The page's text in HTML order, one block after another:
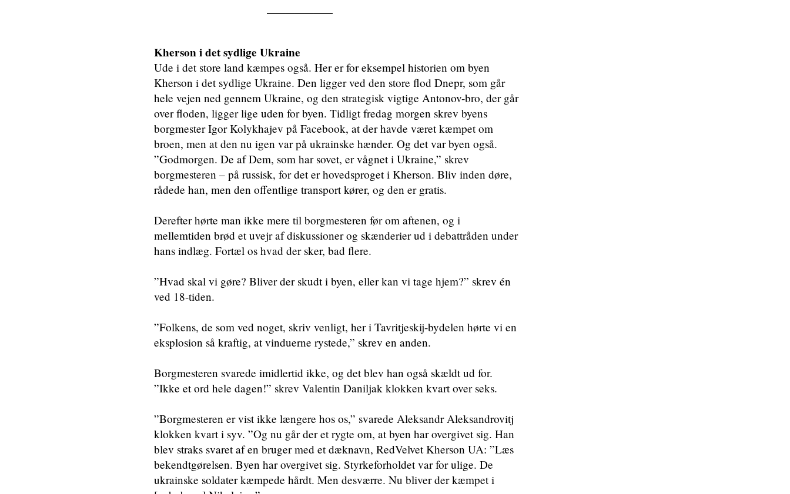
Kherson i det sydlige Ukraine
Ude i det store land kæmpes også. Her er for eksempel historien om byen
Kherson i det sydlige Ukraine. Den ligger ved den store flod Dnepr, som går
hele vejen ned gennem Ukraine, og den strategisk vigtige Antonov-bro, der går
over floden, ligger lige uden for byen. Tidligt fredag morgen skrev byens
borgmester Igor Kolykhajev på Facebook, at der havde været kæmpet om
broen, men at den nu igen var på ukrainske hænder. Og det var byen også.
”Godmorgen. De af Dem, som har sovet, er vågnet i Ukraine,” skrev
borgmesteren – på russisk, for det er hovedsproget i Kherson. Bliv inden døre,
rådede han, men den offentlige transport kører, og den er gratis.
Derefter hørte man ikke mere til borgmesteren før om aftenen, og i
mellemtiden brød et uvejr af diskussioner og skænderier ud i debattråden under
hans indlæg. Fortæl os hvad der sker, bad flere.
”Hvad skal vi gøre? Bliver der skudt i byen, eller kan vi tage hjem?” skrev én
ved 18-tiden.
”Folkens, de som ved noget, skriv venligt, her i Tavritjeskij-bydelen hørte vi en
eksplosion så kraftig, at vinduerne rystede,” skrev en anden.
Borgmesteren svarede imidlertid ikke, og det blev han også skældt ud for.
”Ikke et ord hele dagen!” skrev Valentin Daniljak klokken kvart over seks.
”Borgmesteren er vist ikke længere hos os,” svarede Aleksandr Aleksandrovitj
klokken kvart i syv. ”Og nu går der et rygte om, at byen har overgivet sig. Han
blev straks svaret af en bruger med et dæknavn, RedVelvet Kherson UA: ”Læs
bekendtgørelsen. Byen har overgivet sig. Styrkeforholdet var for ulige. De
ukrainske soldater kæmpede hårdt. Men desværre. Nu bliver der kæmpet i